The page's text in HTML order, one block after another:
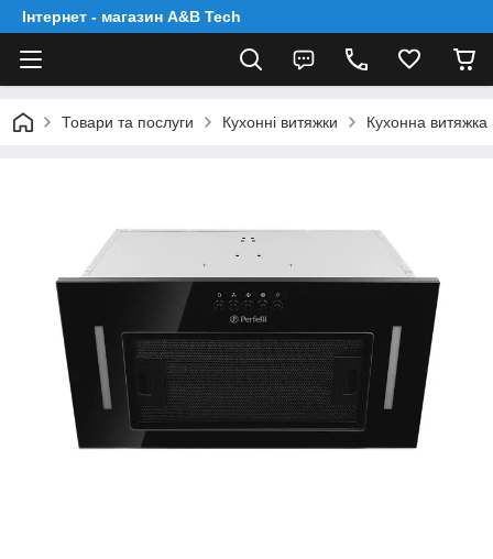
Інтернет - магазин A&B Tech
Товари та послуги Кухонні витяжки Кухонна